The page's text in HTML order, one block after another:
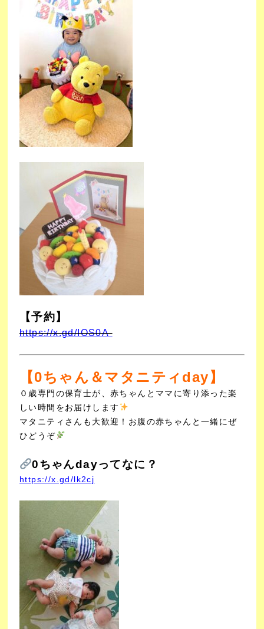
【予約】
https://x.gd/IOS0A
【0ちゃん＆マタニティday】
０歳専門の保育士が、赤ちゃんとママに寄り添った楽
しい時間をお届けします
マタニティさんも大歓迎！お腹の赤ちゃんと一緒にぜ
ひどうぞ
0ちゃんdayってなに？
https://x.gd/lk2cj